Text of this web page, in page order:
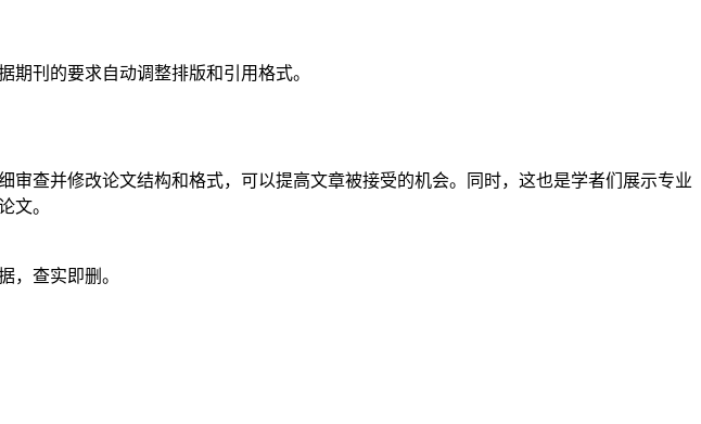
刊的要求自动调整排版和引用格式。
查并修改论文结构和格式，可以提高文章被接受的机会。同时，这也是学者们展示专业
文。
，查实即删。